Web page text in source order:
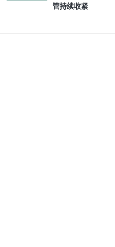
管持续收紧